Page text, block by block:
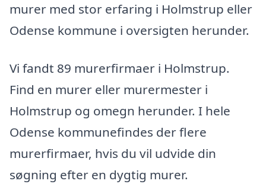
murer med stor erfaring i Holmstrup eller
Odense kommune i oversigten herunder.
Vi fandt 89 murerfirmaer i Holmstrup.
Find en murer eller murermester i
Holmstrup og omegn herunder. I hele
Odense kommunefindes der flere
murerfirmaer, hvis du vil udvide din
søgning efter en dygtig murer.